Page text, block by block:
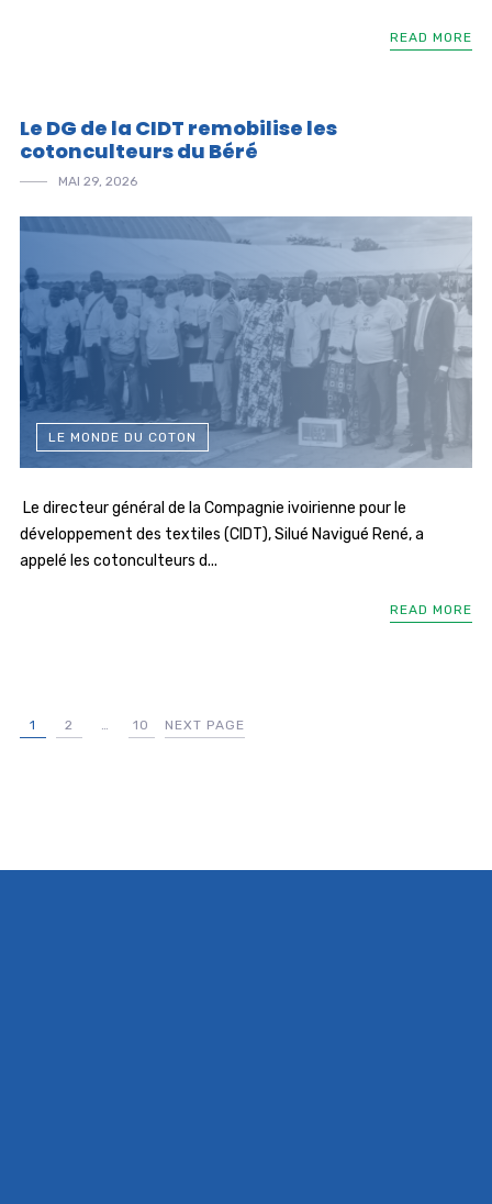
READ MORE
Le DG de la CIDT remobilise les
cotonculteurs du Béré
MAI 29, 2026
LE MONDE DU COTON
Le directeur général de la Compagnie ivoirienne pour le
développement des textiles (CIDT), Silué Navigué René, a
appelé les cotonculteurs d...
READ MORE
1 2 … 10 NEXT PAGE